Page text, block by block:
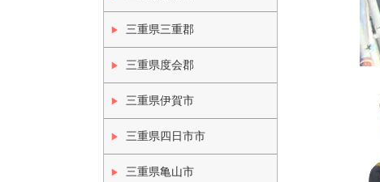
三重県三重郡
三重県度会郡
三重県伊賀市
三重県四日市市
三重県亀山市